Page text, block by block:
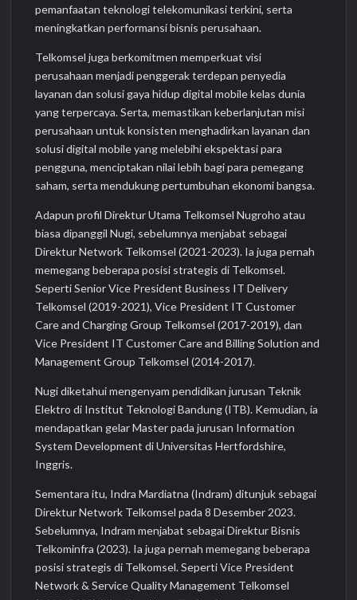
pemanfaatan teknologi telekomunikasi terkini, serta
meningkatkan performansi bisnis perusahaan.
Telkomsel juga berkomitmen memperkuat visi
perusahaan menjadi penggerak terdepan penyedia
layanan dan solusi gaya hidup digital mobile kelas dunia
yang terpercaya. Serta, memastikan keberlanjutan misi
perusahaan untuk konsisten menghadirkan layanan dan
solusi digital mobile yang melebihi ekspektasi para
pengguna, menciptakan nilai lebih bagi para pemegang
saham, serta mendukung pertumbuhan ekonomi bangsa.
Adapun profil Direktur Utama Telkomsel Nugroho atau
biasa dipanggil Nugi, sebelumnya menjabat sebagai
Direktur Network Telkomsel (2021-2023). Ia juga pernah
memegang beberapa posisi strategis di Telkomsel.
Seperti Senior Vice President Business IT Delivery
Telkomsel (2019-2021), Vice President IT Customer
Care and Charging Group Telkomsel (2017-2019), dan
Vice President IT Customer Care and Billing Solution and
Management Group Telkomsel (2014-2017).
Nugi diketahui mengenyam pendidikan jurusan Teknik
Elektro di Institut Teknologi Bandung (ITB). Kemudian, ia
mendapatkan gelar Master pada jurusan Information
System Development di Universitas Hertfordshire,
Inggris.
Sementara itu, Indra Mardiatna (Indram) ditunjuk sebagai
Direktur Network Telkomsel pada 8 Desember 2023.
Sebelumnya, Indram menjabat sebagai Direktur Bisnis
Telkominfra (2023). Ia juga pernah memegang beberapa
posisi strategis di Telkomsel. Seperti Vice President
Network & Service Quality Management Telkomsel